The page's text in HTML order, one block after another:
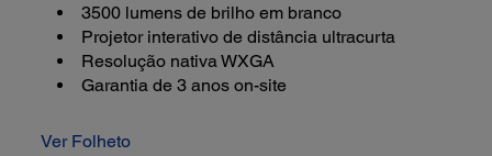
3500 lumens de brilho em branco
Projetor interativo de distância ultracurta
Resolução nativa WXGA
Garantia de 3 anos on-site
Ver Folheto